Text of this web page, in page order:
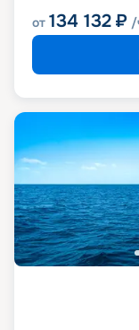
от 134 132 ₽ /